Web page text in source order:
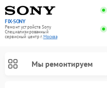
FIX-SONY
Ремонт устройств Sony
Специализированный
cервисный центр г.Москва
Мы ремонтируем